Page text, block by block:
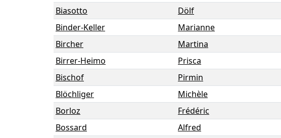
Biasotto
Dölf
Binder-Keller
Marianne
Bircher
Martina
Birrer-Heimo
Prisca
Bischof
Pirmin
Blöchliger
Michèle
Borloz
Frédéric
Bossard
Alfred